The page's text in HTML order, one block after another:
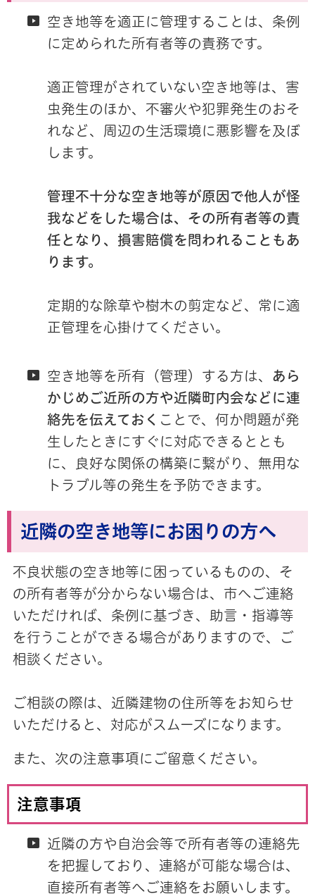
空き地等を適正に管理することは、条例
に定められた所有者等の責務です。
適正管理がされていない空き地等は、害
虫発生のほか、不審火や犯罪発生のおそ
れなど、周辺の生活環境に悪影響を及ぼ
します。
管理不十分な空き地等が原因で他人が怪
我などをした場合は、その所有者等の責
任となり、損害賠償を問われることもあ
ります。
定期的な除草や樹木の剪定など、常に適
正管理を心掛けてください。
空き地等を所有（管理）する方は、 あら
かじめご近所の方や近隣町内会などに連
絡先を伝えておく ことで、何か問題が発
生したときにすぐに対応できるととも
に、良好な関係の構築に繋がり、無用な
トラブル等の発生を予防できます。
近隣の空き地等にお困りの方へ
不良状態の空き地等に困っているものの、そ
の所有者等が分からない場合は、市へご連絡
いただければ、条例に基づき、助言・指導等
を行うことができる場合がありますので、ご
相談ください。
ご相談の際は、近隣建物の住所等をお知らせ
いただけると、対応がスムーズになります。
また、次の注意事項にご留意ください。
注意事項
近隣の方や自治会等で所有者等の連絡先
を把握しており、連絡が可能な場合は、
直接所有者等へご連絡をお願いします。